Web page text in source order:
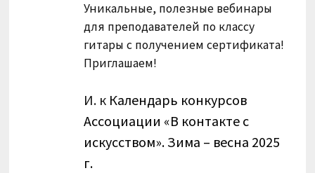
Уникальные, полезные вебинары
для преподавателей по классу
гитары с получением сертификата!
Приглашаем!
И. к Календарь конкурсов
Ассоциации «В контакте с
искусством». Зима – весна 2025
г.